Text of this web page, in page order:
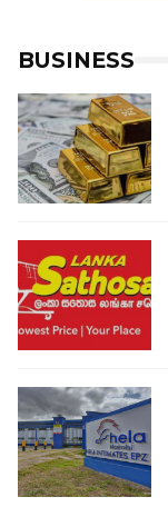
BUSINESS